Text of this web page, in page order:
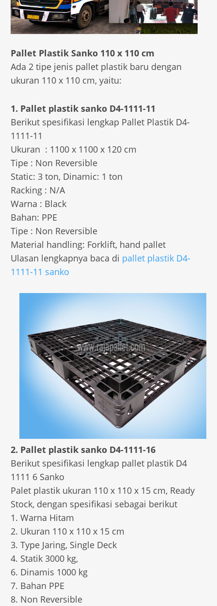
Pallet Plastik Sanko 110 x 110 cm
Ada 2 tipe jenis pallet plastik baru dengan
ukuran 110 x 110 cm, yaitu:
1. Pallet plastik sanko D4-1111-11
Berikut spesifikasi lengkap Pallet Plastik D4-
1111-11
Ukuran : 1100 x 1100 x 120 cm
Tipe : Non Reversible
Static: 3 ton, Dinamic: 1 ton
Racking : N/A
Warna : Black
Bahan: PPE
Tipe : Non Reversible
Material handling: Forklift, hand pallet
Ulasan lengkapnya baca di pallet plastik D4-
1111-11 sanko
2. Pallet plastik sanko D4-1111-16
Berikut spesifikasi lengkap pallet plastik D4
1111 6 Sanko
Palet plastik ukuran 110 x 110 x 15 cm, Ready
Stock, dengan spesifikasi sebagai berikut
1. Warna Hitam
2. Ukuran 110 x 110 x 15 cm
3. Type Jaring, Single Deck
4. Statik 3000 kg,
6. Dinamis 1000 kg
7. Bahan PPE
8. Non Reversible